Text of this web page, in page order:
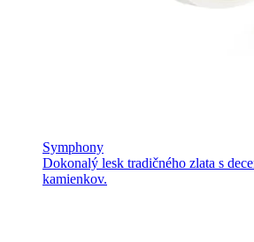
Symphony
Dokonalý lesk tradičného zlata s
kamienkov.